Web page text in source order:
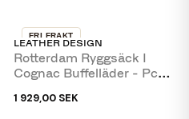
LEATHER DESIGN
Rotterdam Ryggsäck I
Cognac Buffelläder - Pc
1 929,00 SEK
FRI FRAKT